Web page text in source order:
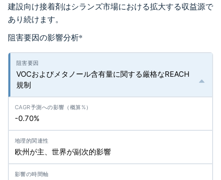
建設向け接着剤はシランズ市場における拡大する収益源で
あり続けます。
阻害要因の影響分析*
VOCおよびメタノール含有量に関する厳格なREACH
規制
-0.70%
欧州が主、世界が副次的影響